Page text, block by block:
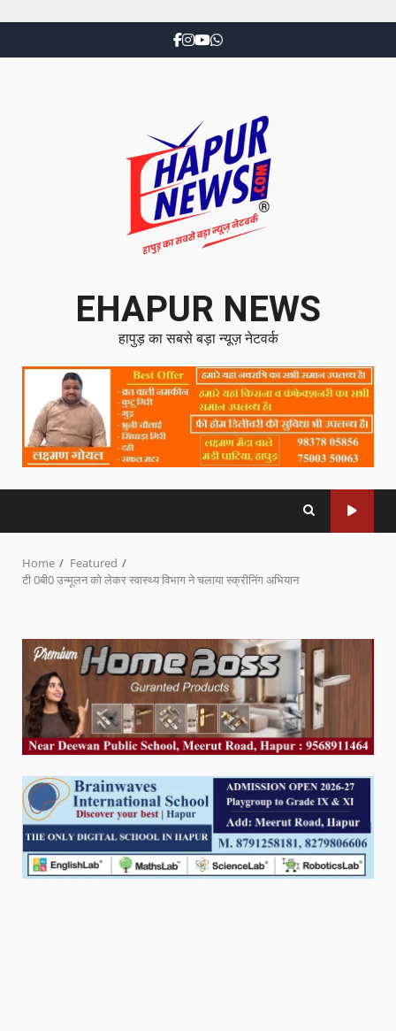
EHAPUR NEWS
हापुड़ का सबसे बड़ा न्यूज़ नेटवर्क
Home
Featured
टी 0बी0 उन्मूलन को लेकर स्वास्थ्य विभाग ने चलाया स्क्रीनिंग अभियान